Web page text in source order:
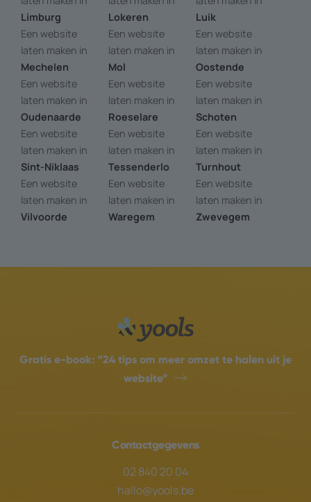
Limburg
Lokeren
Luik
Een website
laten maken in
Mechelen
Een website
laten maken in
Mol
Een website
laten maken in
Oostende
Een website
laten maken in
Oudenaarde
Een website
laten maken in
Roeselare
Een website
laten maken in
Schoten
Een website
laten maken in
Sint-Niklaas
Een website
laten maken in
Tessenderlo
Een website
laten maken in
Turnhout
Een website
laten maken in
Vilvoorde
Een website
laten maken in
Waregem
Een website
laten maken in
Zwevegem
Gratis e-book: “24 tips om meer omzet te halen uit je
website”
Contactgegevens
02 840 20 04
hallo@yools.be